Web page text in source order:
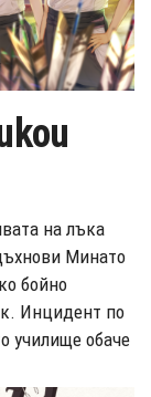
на лъка
Минато
бойно
Инцидент по
училище обаче